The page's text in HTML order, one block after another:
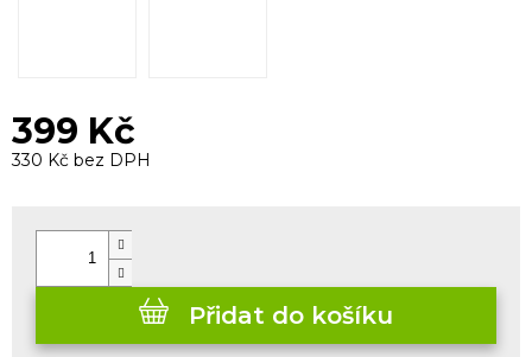
399 Kč
330 Kč bez DPH
Přidat do košíku